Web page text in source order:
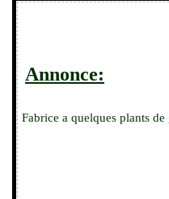
Annonce:
Fabrice a quelques plants